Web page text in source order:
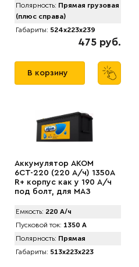
Полярность: Прямая грузовая
(плюс справа)
Габариты: 524x223x239
475 руб.
В корзину
Аккумулятор AКОМ
6СТ-220 (220 А/ч) 1350A
R+ корпус как у 190 А/ч
под болт, для МАЗ
Емкость: 220 А/ч
Пусковой ток: 1350 А
Полярность: Прямая
Габариты: 513x223x223